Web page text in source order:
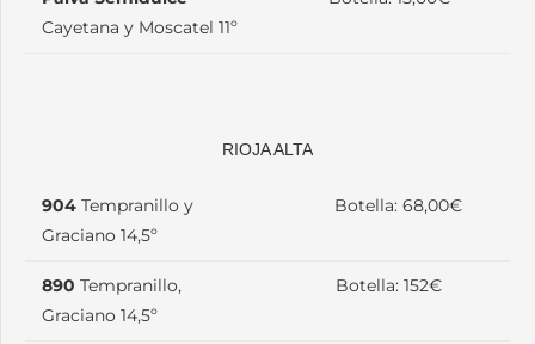
Cayetana y Moscatel 11º
RIOJA ALTA
904 Tempranillo y
Graciano 14,5º
Botella: 68,00€
890 Tempranillo,
Graciano 14,5º
Botella: 152€